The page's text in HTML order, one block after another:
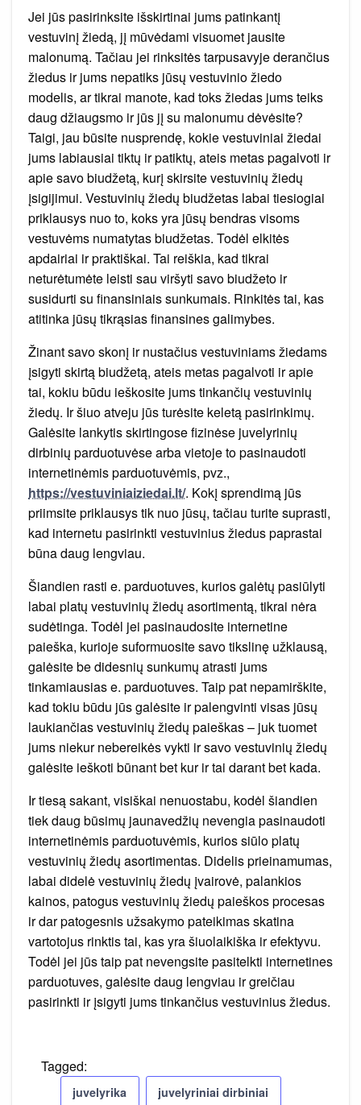
Jei jūs pasirinksite išskirtinai jums patinkantį
vestuvinį žiedą, jį mūvėdami visuomet jausite
malonumą. Tačiau jei rinksitės tarpusavyje derančius
žiedus ir jums nepatiks jūsų vestuvinio žiedo
modelis, ar tikrai manote, kad toks žiedas jums teiks
daug džiaugsmo ir jūs jį su malonumu dėvėsite?
Taigi, jau būsite nusprendę, kokie vestuviniai žiedai
jums labiausiai tiktų ir patiktų, ateis metas pagalvoti ir
apie savo biudžetą, kurį skirsite vestuvinių žiedų
įsigijimui. Vestuvinių žiedų biudžetas labai tiesiogiai
priklausys nuo to, koks yra jūsų bendras visoms
vestuvėms numatytas biudžetas. Todėl elkitės
apdairiai ir praktiškai. Tai reiškia, kad tikrai
neturėtumėte leisti sau viršyti savo biudžeto ir
susidurti su finansiniais sunkumais. Rinkitės tai, kas
atitinka jūsų tikrąsias finansines galimybes.
Žinant savo skonį ir nustačius vestuviniams žiedams
įsigyti skirtą biudžetą, ateis metas pagalvoti ir apie
tai, kokiu būdu ieškosite jums tinkančių vestuvinių
žiedų. Ir šiuo atveju jūs turėsite keletą pasirinkimų.
Galėsite lankytis skirtingose fizinėse juvelyrinių
dirbinių parduotuvėse arba vietoje to pasinaudoti
internetinėmis parduotuvėmis, pvz.,
https://vestuviniaiziedai.lt/. Kokį sprendimą jūs
priimsite priklausys tik nuo jūsų, tačiau turite suprasti,
kad internetu pasirinkti vestuvinius žiedus paprastai
būna daug lengviau.
Šiandien rasti e. parduotuves, kurios galėtų pasiūlyti
labai platų vestuvinių žiedų asortimentą, tikrai nėra
sudėtinga. Todėl jei pasinaudosite internetine
paieška, kurioje suformuosite savo tikslinę užklausą,
galėsite be didesnių sunkumų atrasti jums
tinkamiausias e. parduotuves. Taip pat nepamirškite,
kad tokiu būdu jūs galėsite ir palengvinti visas jūsų
laukiančias vestuvinių žiedų paieškas – juk tuomet
jums niekur nebereikės vykti ir savo vestuvinių žiedų
galėsite ieškoti būnant bet kur ir tai darant bet kada.
Ir tiesą sakant, visiškai nenuostabu, kodėl šiandien
tiek daug būsimų jaunavedžių nevengia pasinaudoti
internetinėmis parduotuvėmis, kurios siūlo platų
vestuvinių žiedų asortimentas. Didelis prieinamumas,
labai didelė vestuvinių žiedų įvairovė, palankios
kainos, patogus vestuvinių žiedų paieškos procesas
ir dar patogesnis užsakymo pateikimas skatina
vartotojus rinktis tai, kas yra šiuolaikiška ir efektyvu.
Todėl jei jūs taip pat nevengsite pasitelkti internetines
parduotuves, galėsite daug lengviau ir greičiau
pasirinkti ir įsigyti jums tinkančius vestuvinius žiedus.
Tagged:
juvelyrika juvelyriniai dirbiniai